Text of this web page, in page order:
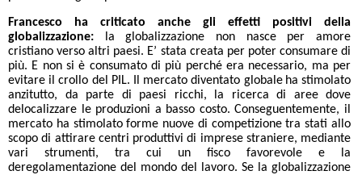
Francesco ha criticato anche gli effetti positivi della
globalizzazione:
la globalizzazione non nasce per amore
cristiano verso altri paesi. E’ stata creata per poter consumare di
più. E non si è consumato di più perché era necessario, ma per
evitare il crollo del PIL.
Il mercato diventato globale ha stimolato
anzitutto, da parte di paesi ricchi, la ricerca di aree dove
delocalizzare le produzioni a basso costo. Conseguentemente, il
mercato ha stimolato forme nuove di competizione tra stati allo
scopo di attirare centri produttivi di imprese straniere, mediante
vari strumenti, tra cui un fisco favorevole e la
deregolamentazione del mondo del lavoro. Se la globalizzazione